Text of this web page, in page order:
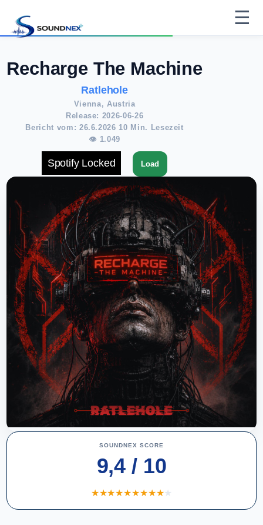
☰
SOUNDNEX SCORE
9,4 / 10
★★★★★★★★★★
Recharge The Machine
Ratlehole
Vienna, Austria
Release: 2026-06-26
Bericht vom: 26.6.2026 10 Min. Lesezeit
👁 1.049
Spotify Locked Load